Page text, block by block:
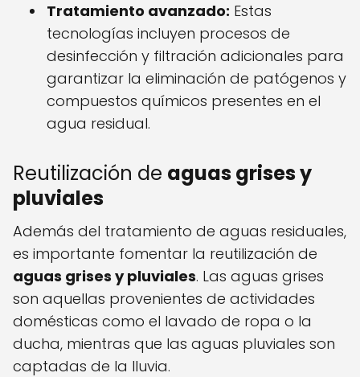
Tratamiento avanzado: Estas
tecnologías incluyen procesos de
desinfección y filtración adicionales para
garantizar la eliminación de patógenos y
compuestos químicos presentes en el
agua residual.
Reutilización de aguas grises y
pluviales
Además del tratamiento de aguas residuales,
es importante fomentar la reutilización de
aguas grises y pluviales. Las aguas grises
son aquellas provenientes de actividades
domésticas como el lavado de ropa o la
ducha, mientras que las aguas pluviales son
captadas de la lluvia.